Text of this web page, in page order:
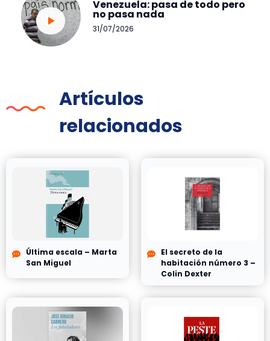
Venezuela: pasa de todo pero
no pasa nada
31/07/2026
Artículos
relacionados
Última escala – Marta
San Miguel
El secreto de la
habitación número 3 –
Colin Dexter